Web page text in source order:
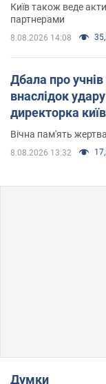
Київ також веде
партнерами
8.08.2026 14:08
Дбала про
внаслідок
директорка
Вічна пам'ять
8.08.2026 13:32
Думки